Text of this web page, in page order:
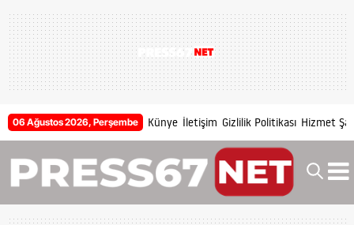
06 Ağustos 2026, Perşembe Künye İletişim Gizlilik Politikası Hizmet